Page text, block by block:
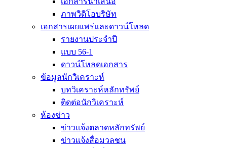
ภาพวิดิโอบริษัท
เอกสารเผยแพร่และดาวน์โหลด
รายงานประจำปี
แบบ 56-1
ดาวน์โหลดเอกสาร
ข้อมูลนักวิเคราะห์
บทวิเคราะห์หลักทรัพย์
ติดต่อนักวิเคราะห์
ห้องข่าว
ข่าวแจ้งตลาดหลักทรัพย์
ข่าวเเจ้งสื่อมวลชน